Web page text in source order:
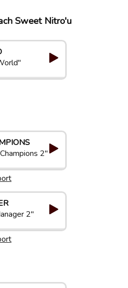
Sweet Nitro'u
2"
2"